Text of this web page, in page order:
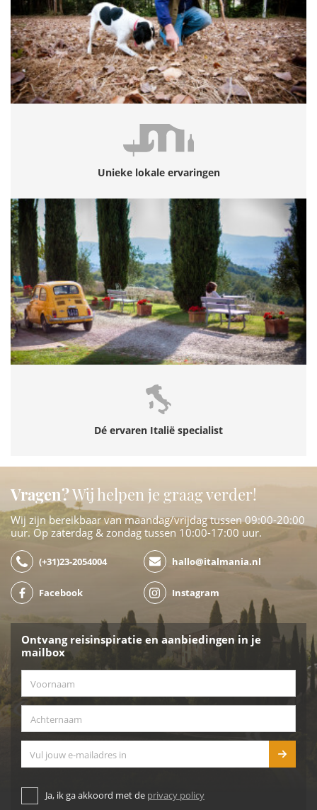
Unieke lokale ervaringen
Dé ervaren Italië specialist
Vragen?Wij helpen je graag verder!
Wij zijn bereikbaar van maandag/vrijdag tussen 09:00-20:00
uur. Op zaterdag & zondag tussen 10:00-17:00 uur.
(+31)23-2054004 hallo@italmania.nl
Facebook Instagram
Ontvang reisinspiratie en aanbiedingen in je
mailbox
Ja, ik ga akkoord met de privacy policy